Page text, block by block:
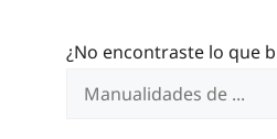
¿No encontraste lo que